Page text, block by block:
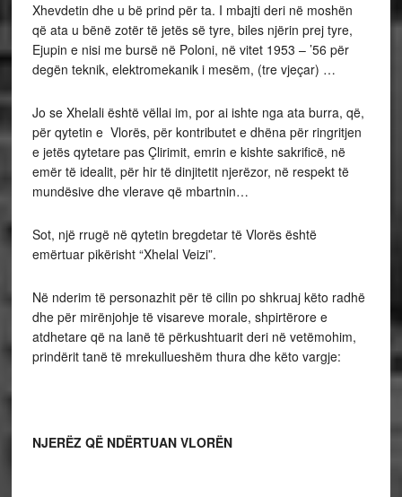
Xhevdetin dhe u bë prind për ta. I mbajti deri në moshën
që ata u bënë zotër të jetës së tyre, biles njërin prej tyre,
Ejupin e nisi me bursë në Poloni, në vitet 1953 – ’56 për
degën teknik, elektromekanik i mesëm, (tre vjeçar) …
Jo se Xhelali është vëllai im, por ai ishte nga ata burra, që,
për qytetin e Vlorës, për kontributet e dhëna për ringritjen
e jetës qytetare pas Çlirimit, emrin e kishte sakrificë, në
emër të idealit, për hir të dinjitetit njerëzor, në respekt të
mundësive dhe vlerave që mbartnin…
Sot, një rrugë në qytetin bregdetar të Vlorës është
emërtuar pikërisht “Xhelal Veizi”.
Në nderim të personazhit për të cilin po shkruaj këto radhë
dhe për mirënjohje të visareve morale, shpirtërore e
atdhetare që na lanë të përkushtuarit deri në vetëmohim,
prindërit tanë të mrekullueshëm thura dhe këto vargje:
NJERËZ QË NDËRTUAN VLORËN